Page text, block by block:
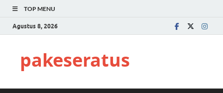
TOP MENU
Agustus 8, 2026
pakeseratus